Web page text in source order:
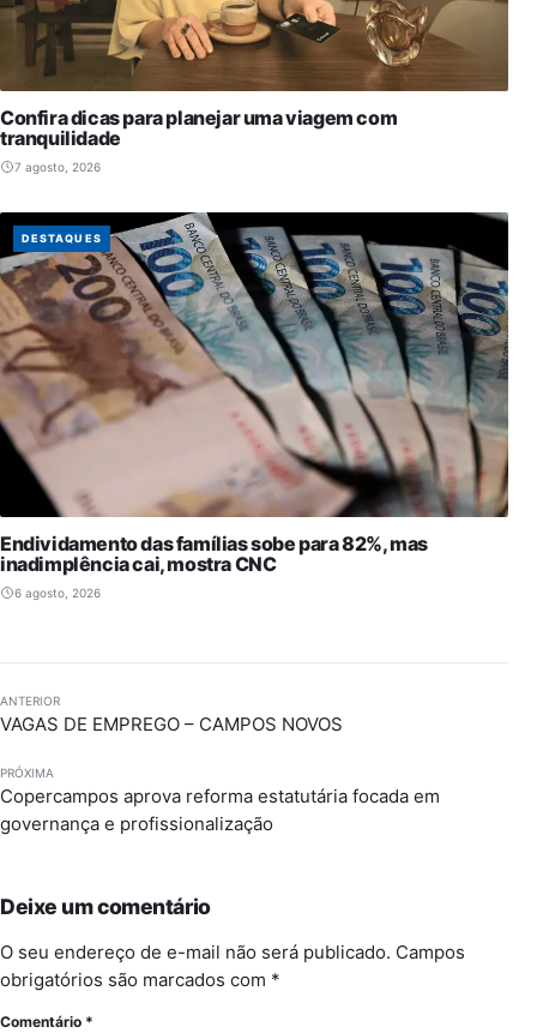
Confira dicas para planejar uma viagem com
tranquilidade
7 agosto, 2026
DESTAQUES
Endividamento das famílias sobe para 82%, mas
inadimplência cai, mostra CNC
6 agosto, 2026
ANTERIOR
VAGAS DE EMPREGO – CAMPOS NOVOS
PRÓXIMA
Copercampos aprova reforma estatutária focada em
governança e profissionalização
Deixe um comentário
O seu endereço de e-mail não será publicado. Campos
obrigatórios são marcados com *
Comentário *